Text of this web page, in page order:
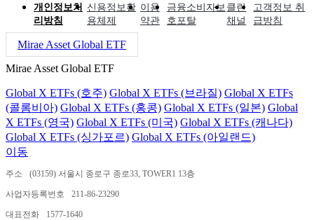
개인정보처
리방침
신용정보활
용체제
이용
약관
금융소비자보
호포탈
클린
채널
고객정보 취
급방침
Mirae Asset Global ETF
Mirae Asset Global ETF
Global X ETFs (호주) Global X ETFs (브라질) Global X ETFs
(콜롬비아) Global X ETFs (홍콩) Global X ETFs (일본) Global
X ETFs (영국) Global X ETFs (미국) Global X ETFs (캐나다)
Global X ETFs (싱가포르) Global X ETFs (아일랜드)
이동
주소 (03159) 서울시 종로구 종로33, TOWER1 13층
사업자등록번호 211-86-23290
대표전화 1577-1640